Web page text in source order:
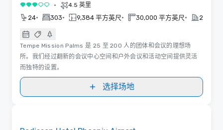
3/5 • 4.5 英里
24• 303• 9,384 平方英尺• 30,000 平方英尺•
Tempe Mission Palms 是 25 至 200 人的团体和会议的理想场
所。我们经过翻新的会议中心空间和户外会议和活动空间提供灵活
而独特的设置。
选择场地